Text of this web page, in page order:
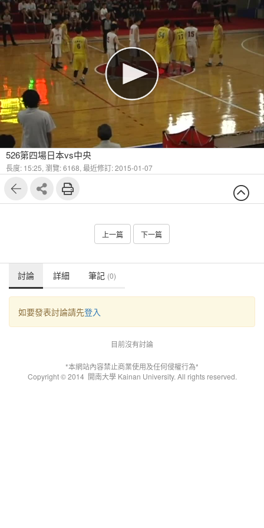
526第四場日本vs中央
長度: 15:25, 瀏覽: 6168, 最近修訂: 2015-01-07
上一篇 下一篇
討論 詳細 筆記 (0)
如要發表討論請先登入
目前沒有討論
*本網站內容禁止商業使用及任何侵權行為*
Copyright © 2014 開南大學 Kainan University. All rights reserved.